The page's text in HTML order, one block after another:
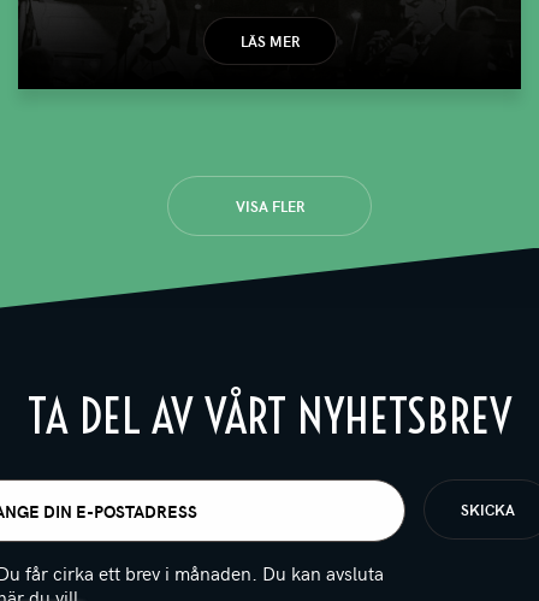
LÄS MER
VISA FLER
TA DEL AV VÅRT NYHETSBREV
får cirka ett brev i månaden. Du kan avsluta